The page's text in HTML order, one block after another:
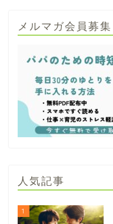
メルマガ会員募集
人気記事
1